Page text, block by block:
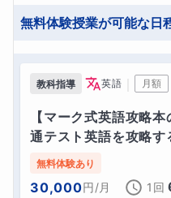
無料体験授業が可能な日
教科指導 英語 月額
【マーク式英語攻略
通テスト英語を攻略す
無料体験あり
30,000円/月 1回